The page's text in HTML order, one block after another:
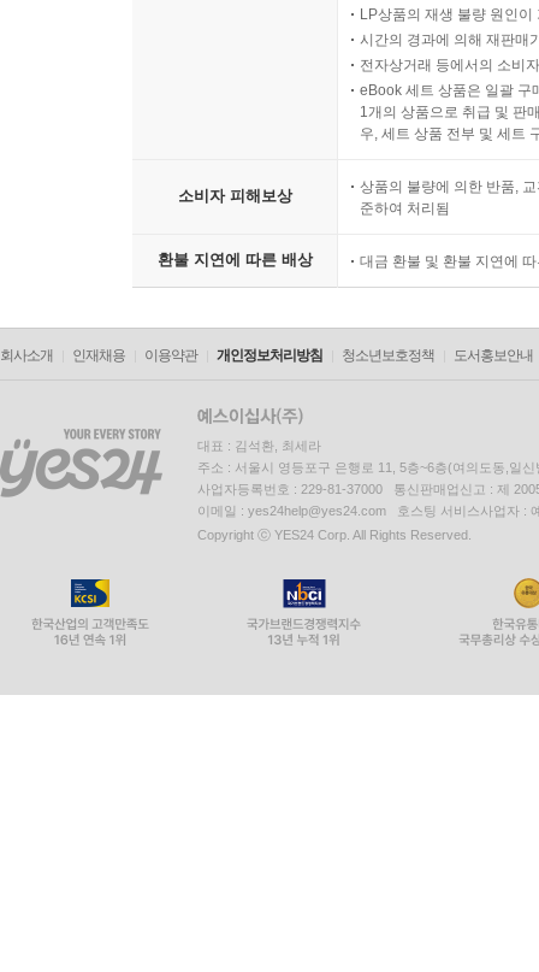
LP상품의 재생 불량 원인
시간의 경과에 의해 재판매
전자상거래 등에서의 소비
eBook 세트 상품은 일괄 구
1개의 상품으로 취급 및 판
우, 세트 상품 전부 및 세트
소비자 피해보상
상품의 불량에 의한 반품,
준하여 처리됨
환불 지연에 따른 배상 대금 환불 및 환불 지연에
회사소개 인재채용 이용약관 개인정보처리방침 청소년보호정책 도서홍보안내
대표 : 김석환, 최세라
주소 : 서울시 영등포구 은행로 11, 5층~6층(여의도동,일신
사업자등록번호 : 229-81-37000 통신판매업신고 : 제
이메일 : yes24help@yes24.com 호스팅 서비스사업자 :
Copyright ⓒ YES24 Corp. All Rights Reserved.